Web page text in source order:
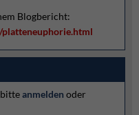
Blogbericht:
anmelden oder